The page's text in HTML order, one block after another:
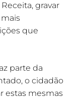
gravar
que
parte da
o cidadão
estas mesmas